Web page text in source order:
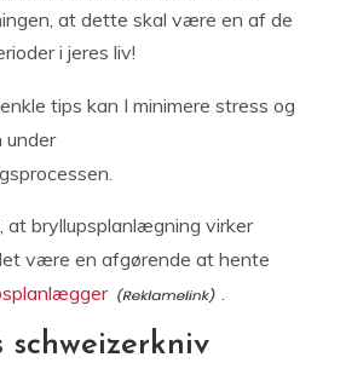
at dette skal være en af de
i jeres liv!
tips kan I minimere stress og
under
bryllupsplanlægning virker
være en afgørende at hente
.
schweizerkniv